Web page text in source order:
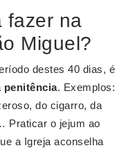
fazer na
Miguel?
destes 40 dias, é
penitência. Exemplos:
do cigarro, da
Praticar o jejum ao
a Igreja aconselha